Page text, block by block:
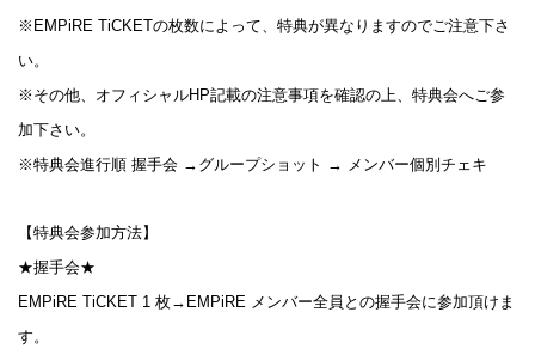
※EMPiRE TiCKETの枚数によって、特典が異なりますのでご注意下さ
い。
※その他、オフィシャルHP記載の注意事項を確認の上、特典会へご参
加下さい。
※特典会進行順 握手会 →グループショット → メンバー個別チェキ
【特典会参加方法】
★握手会★
EMPiRE TiCKET 1 枚→EMPiRE メンバー全員との握手会に参加頂けま
す。